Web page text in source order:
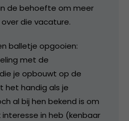
de behoefte om meer
die vacature.
balletje opgooien:
met de
je opbouwt op de
het handig als je
al bij hen bekend is om
in heb (kenbaar